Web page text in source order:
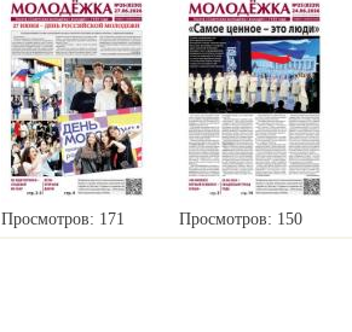
Просмотров: 171 Просмотров: 150